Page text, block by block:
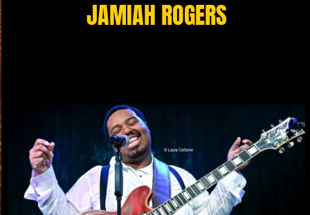
JAMIAH ROGERS